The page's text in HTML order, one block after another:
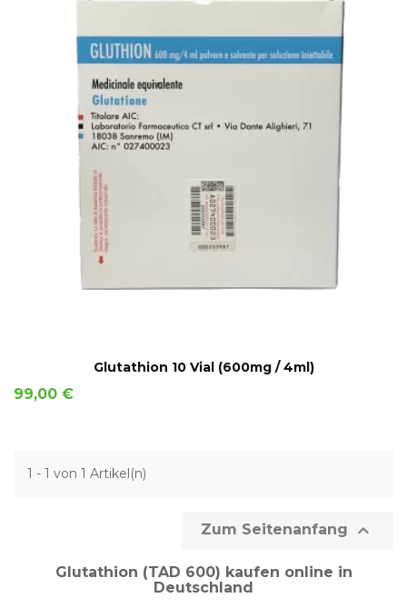
IN DEN WARENKORB
Glutathion 10 Vial (600mg / 4ml)
Preis
99,00 €
1 - 1 von 1 Artikel(n)
Zum Seitenanfang 
Glutathion (TAD 600) kaufen online in
Deutschland